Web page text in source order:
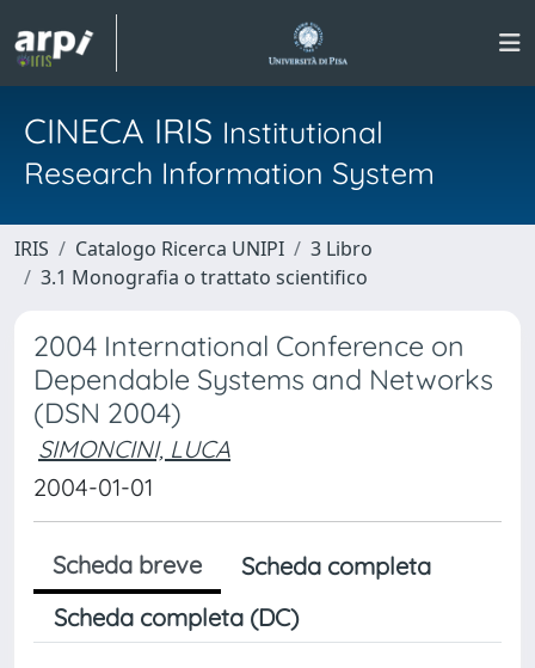
CINECA IRIS Institutional
Research Information System
IRIS Catalogo Ricerca UNIPI
3 Libro
3.1 Monografia o trattato scientifico
2004 International Conference on
Dependable Systems and Networks
(DSN 2004)
SIMONCINI, LUCA
2004-01-01
Scheda breve
Scheda completa
Scheda completa (DC)